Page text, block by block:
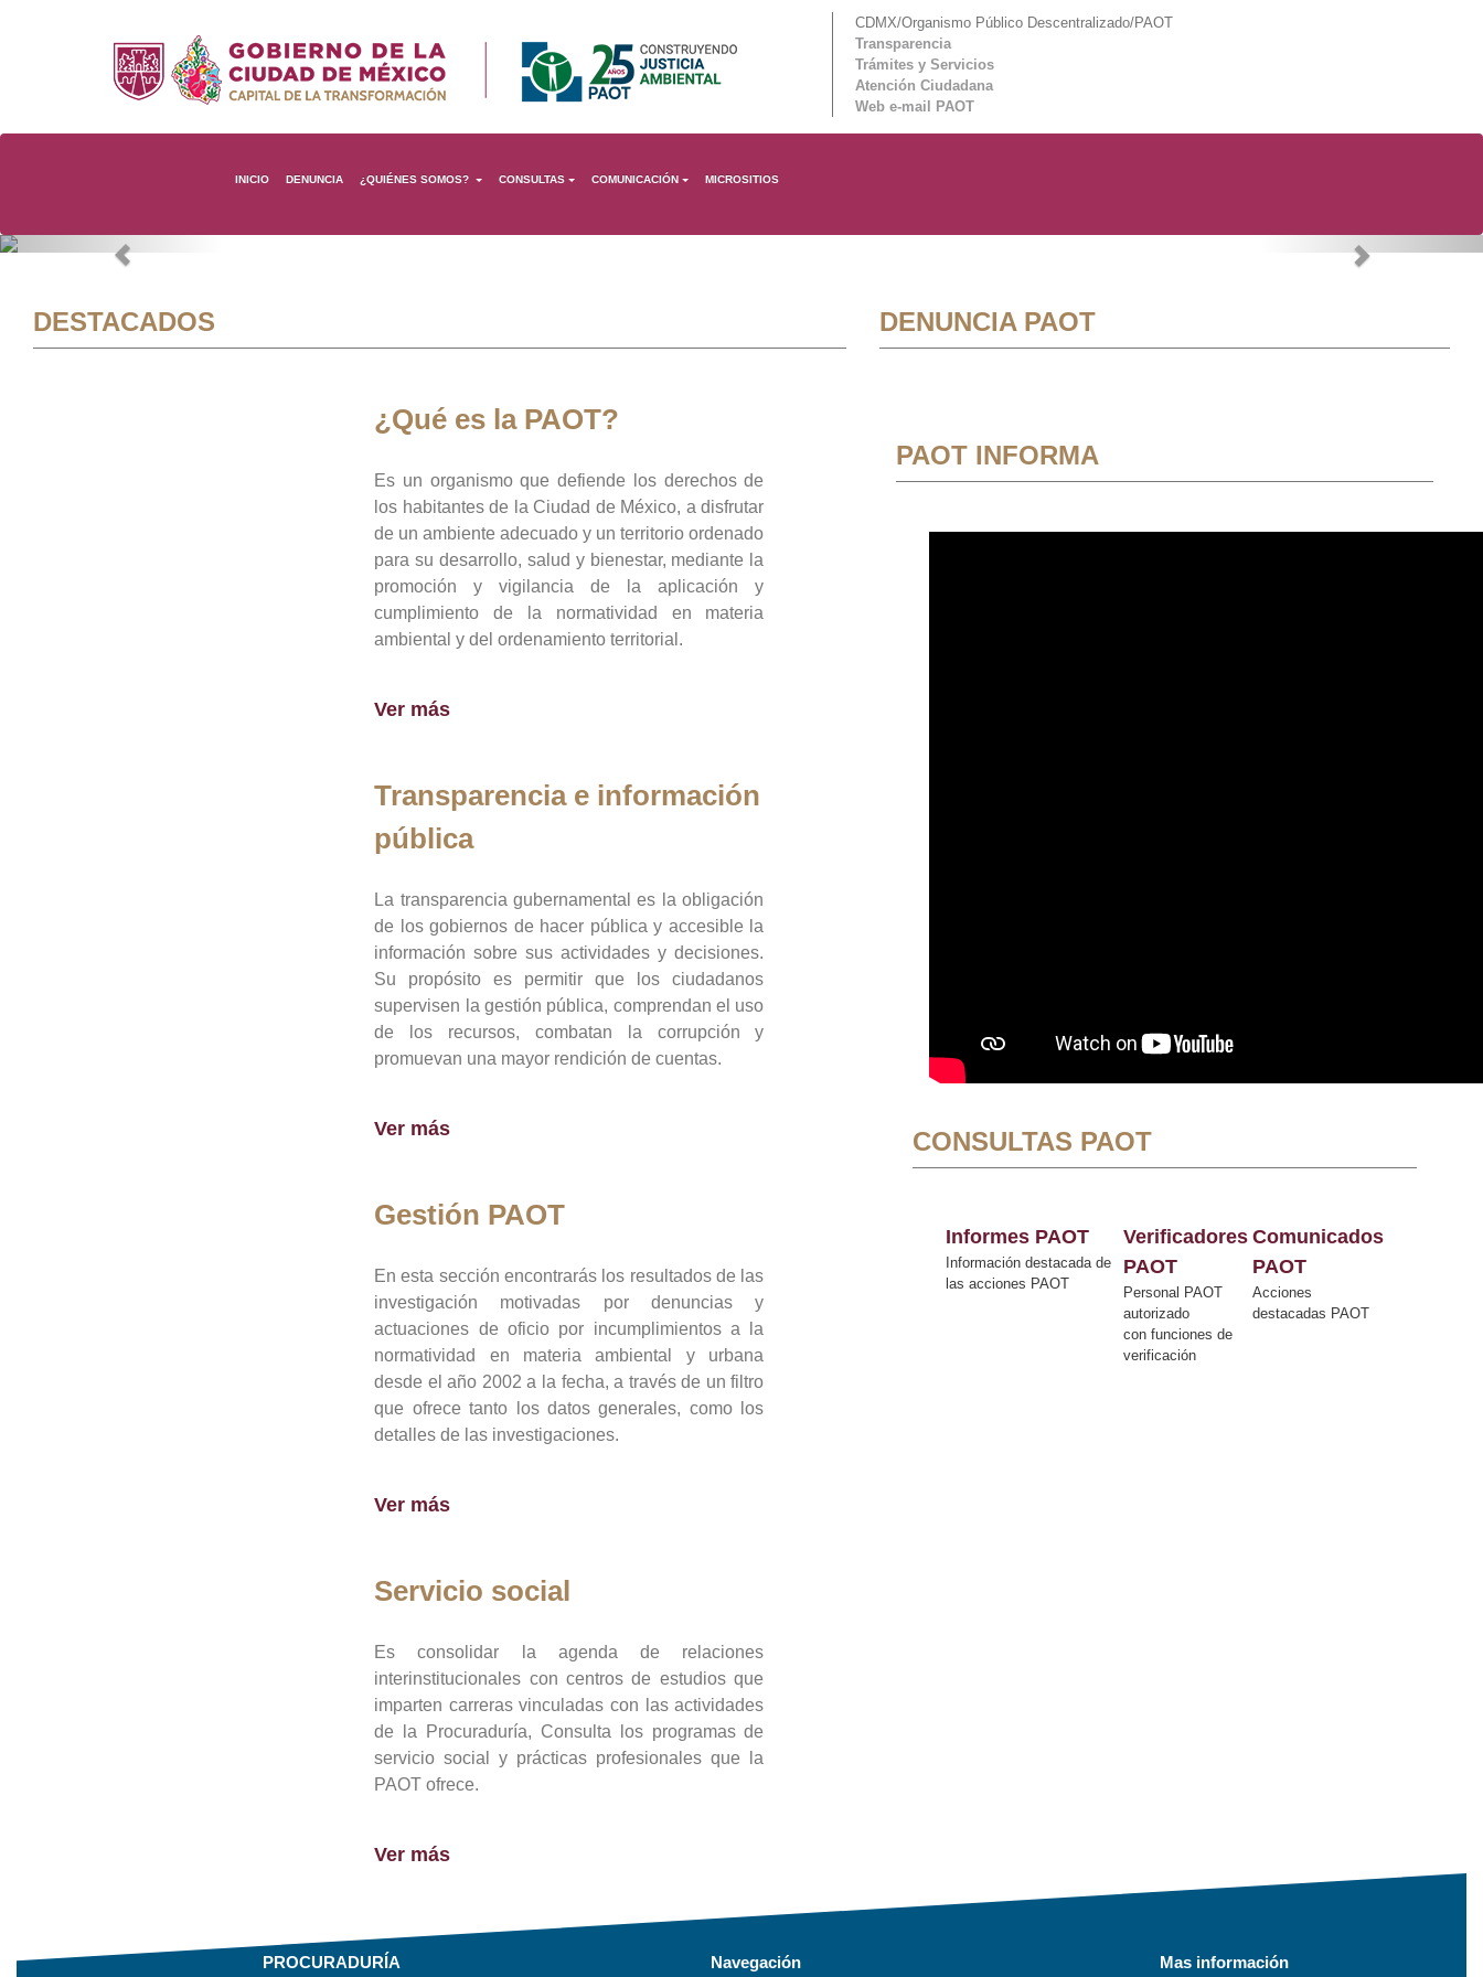
CDMX/Organismo Público Descentralizado/PAOT
Transparencia
Trámites y Servicios
Atención Ciudadana
Web e-mail PAOT
INICIO DENUNCIA ¿QUIÉNES SOMOS? CONSULTAS COMUNICACIÓN MICROSITIOS
Previous Next
DESTACADOS
¿Qué es la PAOT?
Es un organismo que defiende los derechos de
los habitantes de la Ciudad de México, a disfrutar
de un ambiente adecuado y un territorio ordenado
para su desarrollo, salud y bienestar, mediante la
promoción y vigilancia de la aplicación y
cumplimiento de la normatividad en materia
ambiental y del ordenamiento territorial.
Ver más
Transparencia e información
pública
La transparencia gubernamental es la obligación
de los gobiernos de hacer pública y accesible la
información sobre sus actividades y decisiones.
Su propósito es permitir que los ciudadanos
supervisen la gestión pública, comprendan el uso
de los recursos, combatan la corrupción y
promuevan una mayor rendición de cuentas.
Ver más
Gestión PAOT
En esta sección encontrarás los resultados de las
investigación motivadas por denuncias y
actuaciones de oficio por incumplimientos a la
normatividad en materia ambiental y urbana
desde el año 2002 a la fecha, a través de un filtro
que ofrece tanto los datos generales, como los
detalles de las investigaciones.
Ver más
Servicio social
Es consolidar la agenda de relaciones
interinstitucionales con centros de estudios que
imparten carreras vinculadas con las actividades
de la Procuraduría, Consulta los programas de
servicio social y prácticas profesionales que la
PAOT ofrece.
Ver más
DENUNCIA PAOT
PAOT INFORMA
CONSULTAS PAOT
Informes PAOT
Información destacada de
las acciones PAOT
Verificadores
PAOT
Personal PAOT
autorizado
con funciones de
verificación
Comunicados
PAOT
Acciones
destacadas PAOT
PROCURADURÍA Navegación Mas información